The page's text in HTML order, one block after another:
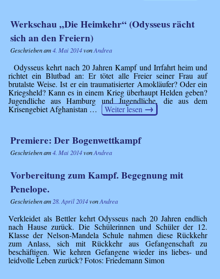
Werkschau „Die Heimkehr“ (Odysseus rächt
sich an den Freiern)
Geschrieben am4. Mai 2014vonAndrea
Odysseus kehrt nach 20 Jahren Kampf und Irrfahrt heim und
richtet ein Blutbad an: Er tötet alle Freier seiner Frau auf
brutalste Weise. Ist er ein traumatisierter Amokläufer? Oder ein
Kriegsheld? Kann es in einem Krieg überhaupt Helden geben?
Jugendliche aus Hamburg und Jugendliche, die aus dem
Krisengebiet Afghanistan …
Weiter lesen →
Premiere: Der Bogenwettkampf
Geschrieben am4. Mai 2014vonAndrea
Vorbereitung zum Kampf. Begegnung mit
Penelope.
Geschrieben am 28. April 2014vonAndrea
Verkleidet als Bettler kehrt Odysseus nach 20 Jahren endlich
nach Hause zurück. Die Schülerinnen und Schüler der 12.
Klasse der Nelson-Mandela Schule nahmen diese Rückkehr
zum Anlass, sich mit Rückkehr aus Gefangenschaft zu
beschäftigen. Wie kehren Gefangene wieder ins liebes- und
leidvolle Leben zurück? Fotos: Friedemann Simon